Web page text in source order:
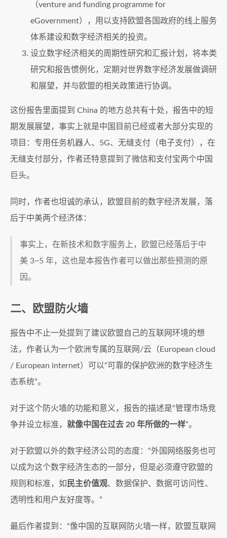
（venture and funding programme for
eGovernment），用以支持欧盟各国政府的线上服务
体系建设和数字经济相关的投资。
设立数字经济相关的周期性研究和汇报计划，将本类
研究和报告惯例化，定期对世界数字经济发展做调研
和展望，并与欧盟的相关政策进行协调。
这份报告里面提到 China 的地方总共有十处，报告中的短
期发展展望，事实上就是中国目前已经或者大部分实现的
项目：专用任务机器人、5G、无缝支付（电子支付），在
无缝支付部分，作者还特意提到了微信和支付宝两个中国
巨头。
同时，作者也坦诚的承认，欧盟目前的数字经济发展，落
后于中美两个经济体：
事实上，在新技术和数字服务上，欧盟已经落后于中
美 3~5 年，这也是本报告作者可以做出那些预测的原
因。
二、欧盟防火墙
报告中不止一处提到了建议欧盟自己的互联网环境的想
法，作者认为一个欧洲专属的互联网/云（European cloud
/ European internet）可以“可靠的保护欧洲的数字经济生
态系统”。
对于这个防火墙的功能和意义，报告的描述是“管理市场竞
争并设立标准， 就像中国在过去 20 年所做的一样”。
对于欧盟以外的数字经济公司的态度：“外国网络服务也可
以成为这个数字经济生态的一部分，但是必须遵守欧盟的
规则和标准，如
民主价值观、数据保护、数据可访问性、
透明性和用户友好度等。”
最后作者提到：“像中国的互联网防火墙一样，欧盟互联网